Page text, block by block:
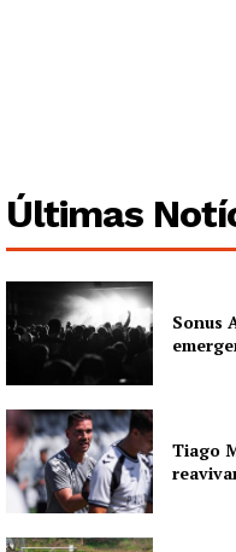
Últimas
Sonus
Tiago